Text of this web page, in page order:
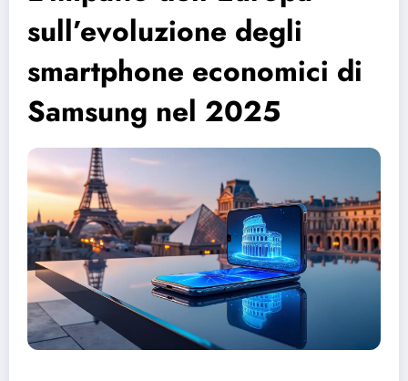
sull’evoluzione degli
smartphone economici di
Samsung nel 2025